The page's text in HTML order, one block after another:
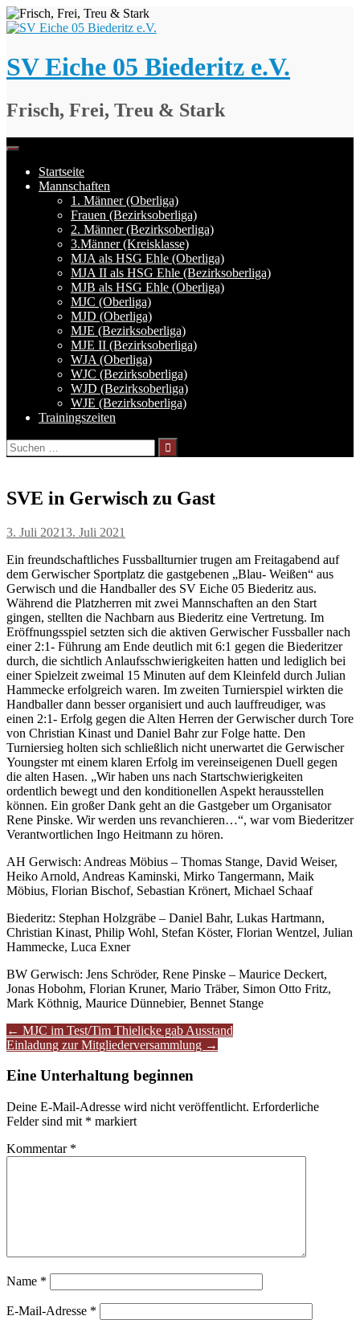
Springe
zum
SV Eiche 05 Biederitz e.V.
Frisch, Frei, Treu & Stark
Startseite
Mannschaften
1. Männer (Oberliga)
Frauen (Bezirksoberliga)
2. Männer (Bezirksoberliga)
3.Männer (Kreisklasse)
MJA als HSG Ehle (Oberliga)
MJA II als HSG Ehle (Bezirksoberliga)
MJB als HSG Ehle (Oberliga)
MJC (Oberliga)
MJD (Oberliga)
MJE (Bezirksoberliga)
MJE II (Bezirksoberliga)
WJA (Oberliga)
WJC (Bezirksoberliga)
WJD (Bezirksoberliga)
WJE (Bezirksoberliga)
Trainingszeiten
Suchen
nach:
SVE in Gerwisch zu Gast
3. Juli 20213. Juli 2021
Ein freundschaftliches Fussballturnier trugen am Freitagabend auf
dem Gerwischer Sportplatz die gastgebenen „Blau- Weißen“ aus
Gerwisch und die Handballer des SV Eiche 05 Biederitz aus.
Während die Platzherren mit zwei Mannschaften an den Start
gingen, stellten die Nachbarn aus Biederitz eine Vertretung. Im
Eröffnungsspiel setzten sich die aktiven Gerwischer Fussballer nach
einer 2:1- Führung am Ende deutlich mit 6:1 gegen die Biederitzer
durch, die sichtlich Anlaufsschwierigkeiten hatten und lediglich bei
einer Spielzeit zweimal 15 Minuten auf dem Kleinfeld durch Julian
Hammecke erfolgreich waren. Im zweiten Turnierspiel wirkten die
Handballer dann besser organisiert und auch lauffreudiger, was
einen 2:1- Erfolg gegen die Alten Herren der Gerwischer durch Tore
von Christian Kinast und Daniel Bahr zur Folge hatte. Den
Turniersieg holten sich schließlich nicht unerwartet die Gerwischer
Youngster mt einem klaren Erfolg im vereinseigenen Duell gegen
die alten Hasen. „Wir haben uns nach Startschwierigkeiten
ordentlich bewegt und den konditionellen Aspekt herausstellen
können. Ein großer Dank geht an die Gastgeber um Organisator
Rene Pinske. Wir werden uns revanchieren…“, war vom Biederitzer
Verantwortlichen Ingo Heitmann zu hören.
AH Gerwisch: Andreas Möbius – Thomas Stange, David Weiser,
Heiko Arnold, Andreas Kaminski, Mirko Tangermann, Maik
Möbius, Florian Bischof, Sebastian Krönert, Michael Schaaf
Biederitz: Stephan Holzgräbe – Daniel Bahr, Lukas Hartmann,
Christian Kinast, Philip Wohl, Stefan Köster, Florian Wentzel, Julian
Hammecke, Luca Exner
BW Gerwisch: Jens Schröder, Rene Pinske – Maurice Deckert,
Jonas Hobohm, Florian Kruner, Mario Träber, Simon Otto Fritz,
Mark Köthnig, Maurice Dünnebier, Bennet Stange
Artikel-
Navigation
← MJC im Test/Tim Thielicke gab Ausstand
Einladung zur Mitgliederversammlung →
Eine Unterhaltung beginnen
Deine E-Mail-Adresse wird nicht veröffentlicht. Erforderliche
Felder sind mit * markiert
Kommentar *
Name *
E-Mail-Adresse *